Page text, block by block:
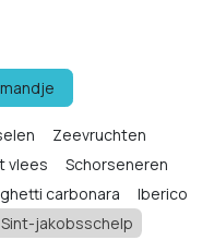
Zeevruchten
vlees
Schorseneren
carbonara
Iberico
Sint-jakobsschelp